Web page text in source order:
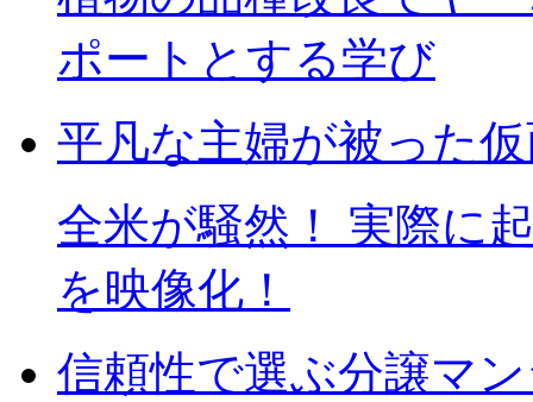
ポートとする学び
平凡な主婦が被った
全米が騒然！ 実際に
を映像化！
信頼性で選ぶ分譲マ